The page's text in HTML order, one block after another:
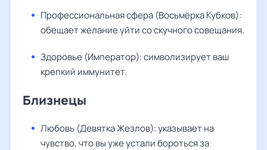
Профессиональная сфера (Восьмёрка Кубков):
обещает желание уйти со скучного совещания.
Здоровье (Император): символизирует ваш
крепкий иммунитет.
Близнецы
Любовь (Девятка Жезлов): указывает на
чувство, что вы уже устали бороться за